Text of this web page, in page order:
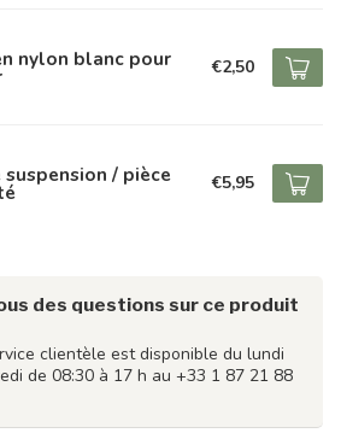
nylon blanc pour €2,50
/ pièce €5,95
des questions sur ce produit
clientèle est disponible du lundi
de 08:30 à 17 h au +33 1 87 21 88